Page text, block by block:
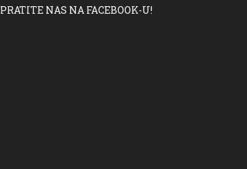
PRATITE NAS NA FACEBOOK-U!